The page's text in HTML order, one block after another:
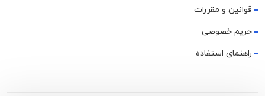
قوانین و مقررات
حریم خصوصی
راهنمای استفاده